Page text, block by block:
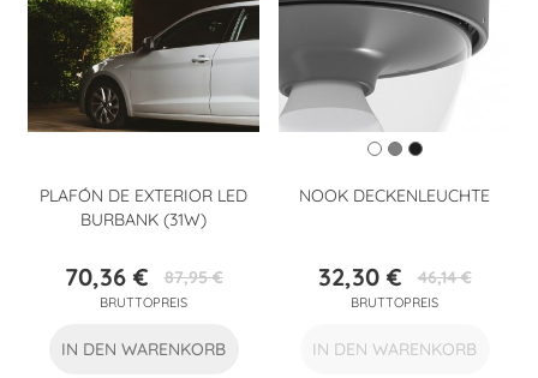
PLAFÓN DE EXTERIOR LED
BURBANK (31W)
Preis
70,36 €Verkaufspreis
87,95 €
BRUTTOPREIS
IN DEN WARENKORB
NOOK DECKENLEUCHTE
Preis
32,30 €Verkaufspreis
46,14 €
BRUTTOPREIS
IN DEN WARENKORB